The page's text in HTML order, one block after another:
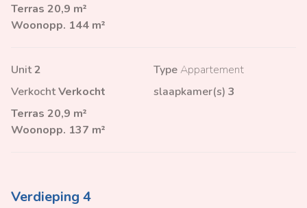
Terras 20,9 m²
Woonopp. 144 m²
Unit2 TypeAppartement
VerkochtVerkocht slaapkamer(s) 3
Terras 20,9 m²
Woonopp. 137 m²
Verdieping 4